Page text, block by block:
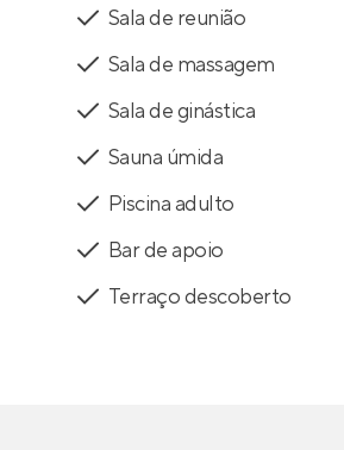
Sala de reunião
Sala de massagem
Sala de ginástica
Sauna úmida
Piscina adulto
Bar de apoio
Terraço descoberto